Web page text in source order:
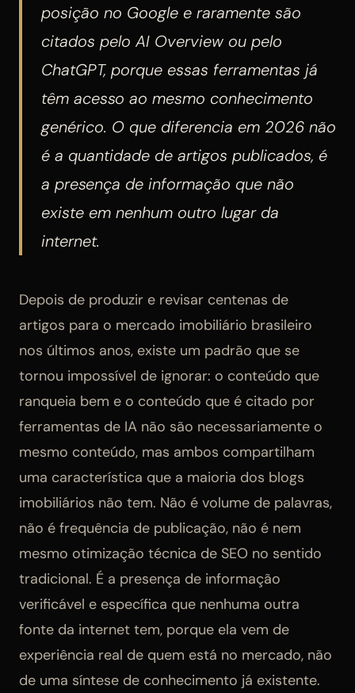
posição no Google e raramente são
citados pelo AI Overview ou pelo
ChatGPT, porque essas ferramentas já
têm acesso ao mesmo conhecimento
genérico. O que diferencia em 2026 não
é a quantidade de artigos publicados, é
a presença de informação que não
existe em nenhum outro lugar da
internet.
Depois de produzir e revisar centenas de
artigos para o mercado imobiliário brasileiro
nos últimos anos, existe um padrão que se
tornou impossível de ignorar: o conteúdo que
ranqueia bem e o conteúdo que é citado por
ferramentas de IA não são necessariamente o
mesmo conteúdo, mas ambos compartilham
uma característica que a maioria dos blogs
imobiliários não tem. Não é volume de palavras,
não é frequência de publicação, não é nem
mesmo otimização técnica de SEO no sentido
tradicional. É a presença de informação
verificável e específica que nenhuma outra
fonte da internet tem, porque ela vem de
experiência real de quem está no mercado, não
de uma síntese de conhecimento já existente.